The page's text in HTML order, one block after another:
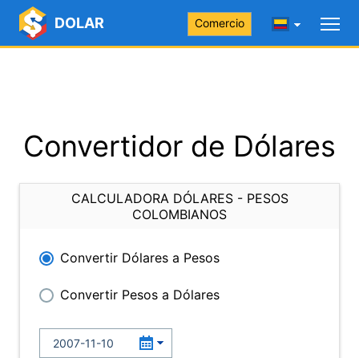
DOLAR Comercio
Convertidor de Dólares
CALCULADORA DÓLARES - PESOS
COLOMBIANOS
Convertir Dólares a Pesos
Convertir Pesos a Dólares